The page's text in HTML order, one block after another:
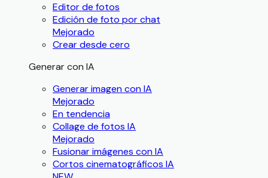
Editor de fotos
Edición de foto por chat
Mejorado
Crear desde cero
Generar con IA
Generar imagen con IA
Mejorado
En tendencia
Collage de fotos IA
Mejorado
Fusionar imágenes con IA
Cortos cinematográficos IA